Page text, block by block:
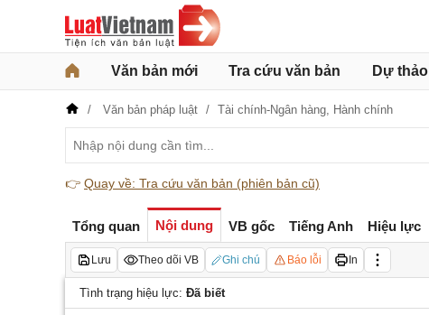
Văn bản mới Tra cứu văn bản Dự thảo
Văn bản pháp luật Tài chính-Ngân hàng, Hành chính
👉 Quay về: Tra cứu văn bản (phiên bản cũ)
Tổng quan Nội dung VB gốc Tiếng Anh Hiệu lực
Lưu Theo dõi VB Ghi chú Báo lỗi In
Tình trạng hiệu lực: Đã biết